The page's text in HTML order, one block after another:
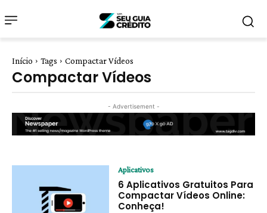
Início Tags Compactar Vídeos
Compactar Vídeos
- Advertisement -
Aplicativos
6 Aplicativos Gratuitos Para
Compactar Vídeos Online:
Conheça!